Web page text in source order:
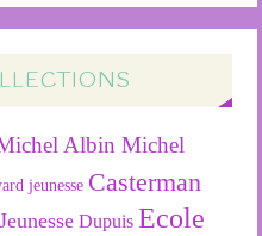
Albin Michel
jeunesse Casterman
Dupuis Ecole